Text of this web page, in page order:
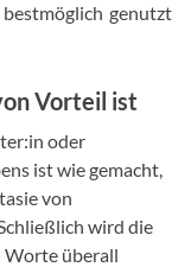
genutzt
Vorteil ist
oder
ist wie gemacht,
von
wird die
überall